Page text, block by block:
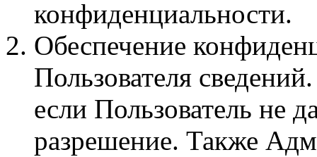
конфиденциальности.
Обеспечение
Пользователя
если Пользователь не
разрешение. Также